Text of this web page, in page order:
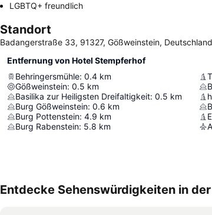
LGBTQ+ freundlich
Standort
Badangerstraße 33, 91327, Gößweinstein, Deutschland
Entfernung von Hotel Stempferhof
Behringersmühle: 0.4 km
Gößweinstein: 0.5 km
Basilika zur Heiligsten Dreifaltigkeit: 0.5 km
Burg Gößweinstein: 0.6 km
Burg Pottenstein: 4.9 km
Burg Rabenstein: 5.8 km
Entdecke Sehenswürdigkeiten in